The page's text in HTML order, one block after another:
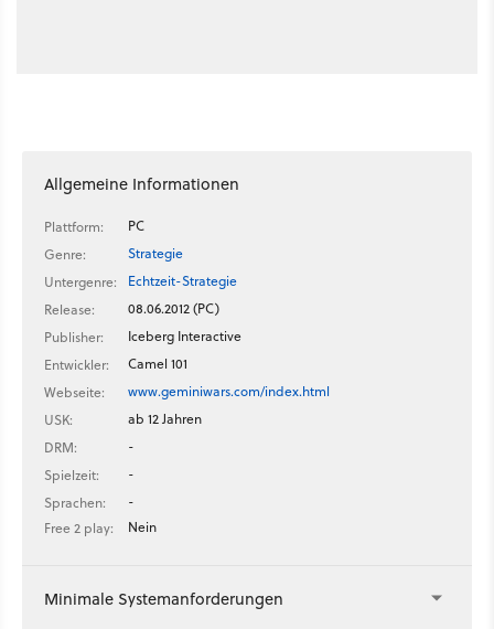
Allgemeine Informationen
Plattform:
PC
Genre:
Strategie
Untergenre:
Echtzeit-Strategie
Release:
08.06.2012 (PC)
Publisher:
Iceberg Interactive
Entwickler:
Camel 101
Webseite:
www.geminiwars.com/index.html
USK:
ab 12 Jahren
DRM:
-
Spielzeit:
-
Sprachen:
-
Free 2 play:
Nein
Minimale Systemanforderungen